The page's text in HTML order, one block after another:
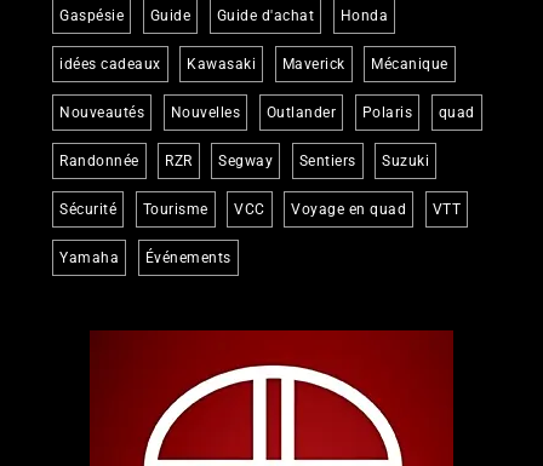
Gaspésie Guide Guide d'achat Honda
idées cadeaux Kawasaki Maverick Mécanique
Nouveautés Nouvelles Outlander Polaris quad
Randonnée RZR Segway Sentiers Suzuki
Sécurité Tourisme VCC Voyage en quad VTT
Yamaha Événements